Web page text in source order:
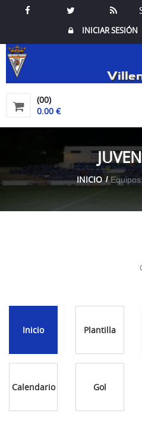
INICIAR SESIÓN
(00)
0.00 €
INICIO Equipos
Inicio Plantilla
Calendario Gol